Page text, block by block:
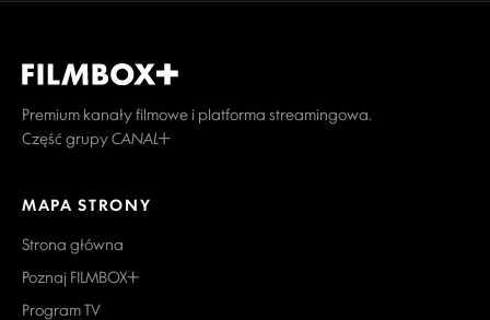
Premium kanały filmowe i platforma streamingowa.
Część grupy CANAL+
MAPA STRONY
Strona główna
Poznaj FILMBOX+
Program TV